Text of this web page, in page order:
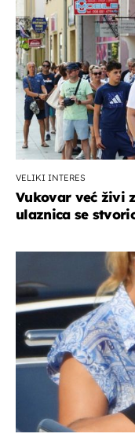
VELIKI INTERES
Vukovar već živi
ulaznica se